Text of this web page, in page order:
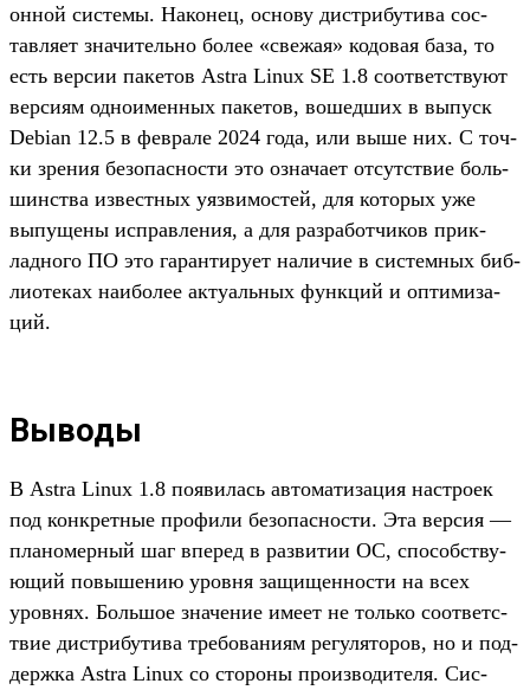
онной сис­темы. Наконец, осно­ву дис­три­бути­ва сос­
тавля­ет зна­читель­но более «све­жая» кодовая база, то
есть вер­сии пакетов Astra Linux SE 1.8 соот­ветс­тву­ют
вер­сиям одно­имен­ных пакетов, вошед­ших в выпуск
Debian 12.5 в фев­рале 2024 года, или выше них. С точ­
ки зре­ния безопас­ности это озна­чает отсутс­твие боль­
шинс­тва извес­тных уяз­вимос­тей, для которых уже
выпуще­ны исправ­ления, а для раз­работ­чиков прик­
ладно­го ПО это гаран­тиру­ет наличие в сис­темных биб­
лиоте­ках наибо­лее акту­аль­ных фун­кций и опти­миза­
ций.
Выводы
В Astra Linux 1.8 появи­лась авто­мати­зация нас­тро­ек
под кон­крет­ные про­фили безопас­ности. Эта вер­сия —
пла­номер­ный шаг впе­ред в раз­витии ОС, спо­собс­тву­
ющий повыше­нию уров­ня защищен­ности на всех
уров­нях. Боль­шое зна­чение име­ет не толь­ко соот­ветс­
твие дис­три­бути­ва тре­бова­ниям регуля­торов, но и под­
дер­жка Astra Linux со сто­роны про­изво­дите­ля. Сис­